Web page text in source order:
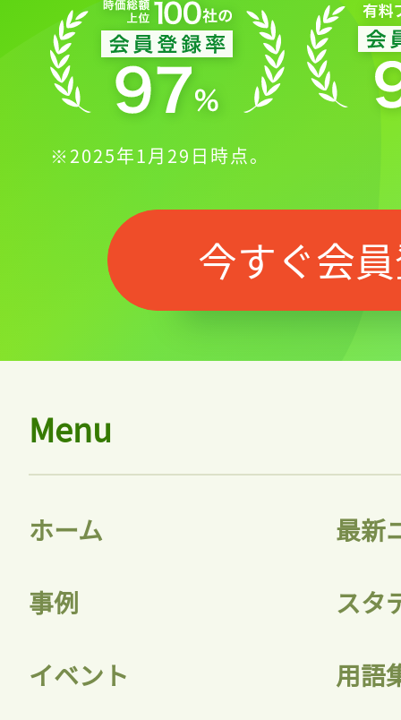
記事をお気に入りに
ログインが必
※2025年1月29日時点。
今すぐ会
Menu
ホーム 最新
事例 スタ
イベント 用語